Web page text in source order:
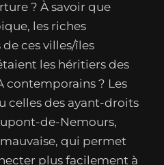
? À savoir que
les riches
ces villes/îles
les héritiers des
contemporains ? Les
celles des ayant-droits
de-Nemours,
qui permet
plus facilement à